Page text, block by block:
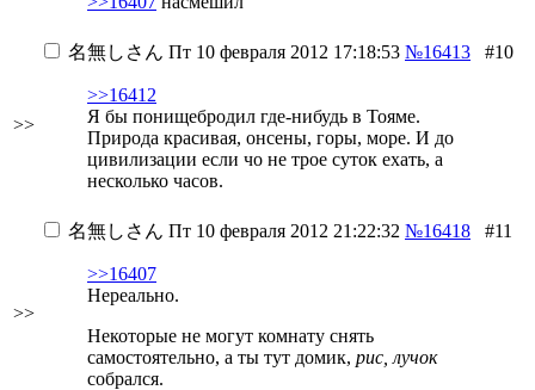
>>
名無しさん Пт 10 февраля 2012 17:18:53 №16413 #10
>>16412
Я бы понищебродил где-нибудь в Тояме.
Природа красивая, онсены, горы, море. И до
цивилизации если чо не трое суток ехать, а
несколько часов.
>>
名無しさん Пт 10 февраля 2012 21:22:32 №16418 #11
>>16407
Нереально.
Некоторые не могут комнату снять
самостоятельно, а ты тут домик, рис, лучок
собрался.